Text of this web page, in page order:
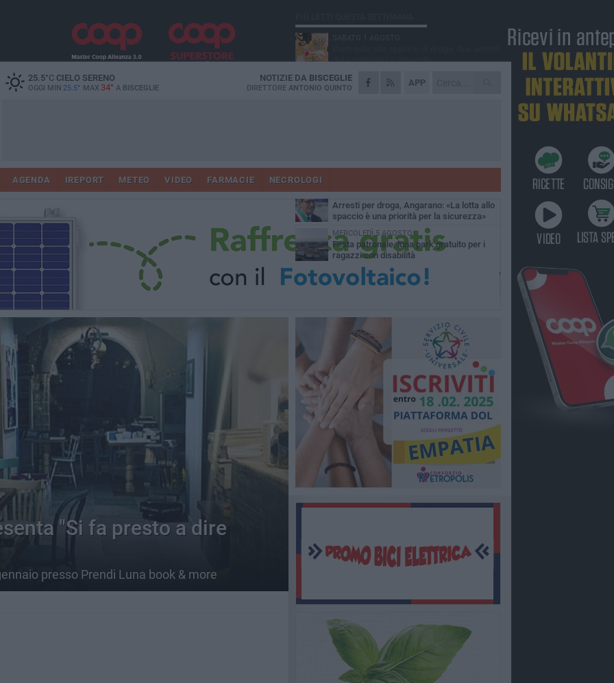
25.5°CCIELO SERENO
OGGI MIN 25.5° MAX 34° A BISCEGLIE
APP
NOTIZIE DA BISCEGLIE
DIRETTORE ANTONIO QUINTO
AGENDA IREPORT METEO VIDEO FARMACIE NECROLOGI
"Si fa presto a dire
presso Prendi Luna book & more
dei carabinieri a Bisceglie
MARTEDÌ 4 AGOSTO
Emergenza caldo, il Comune di Bisceglie
Due auto incendiate nella notte in via Dieta
SABATO 1 AGOSTO
Arresti per droga, Angarano: «La lotta allo
spaccio è una priorità per la sicurezza»
MERCOLEDÌ 5 AGOSTO
Festa patronale, luna park gratuito per i
ragazzi con disabilità